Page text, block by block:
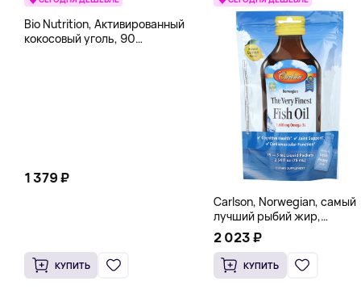
Bio Nutrition, Активированный
кокосовый уголь, 90
1 379 ₽
КУПИТЬ
Carlson, Norwegian, самый
лучший рыбий жир,
натуральный лимон, 15
пакетиков (5 мл) каждый
2 023 ₽
КУПИТЬ